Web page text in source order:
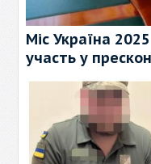
Міс Україна
участь у